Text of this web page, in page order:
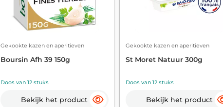
Gekookte kazen en aperitieven
Boursin Afh 39 150g
Doos van 12 stuks
Bekijk het product
Gekookte kazen en aperitieven
St Moret Natuur 300g
Doos van 12 stuks
Bekijk het product